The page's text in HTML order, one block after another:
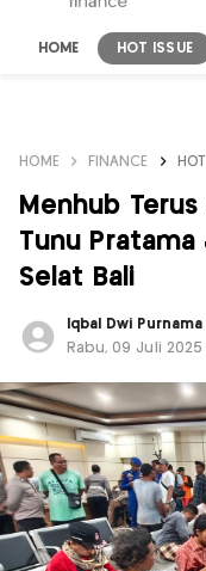
HOME HOT ISSUE
HOME FINANCE
Menhub Terus
Tunu Pratama
Selat Bali
Iqbal Dwi Purnama
Rabu, 09 Juli 2025